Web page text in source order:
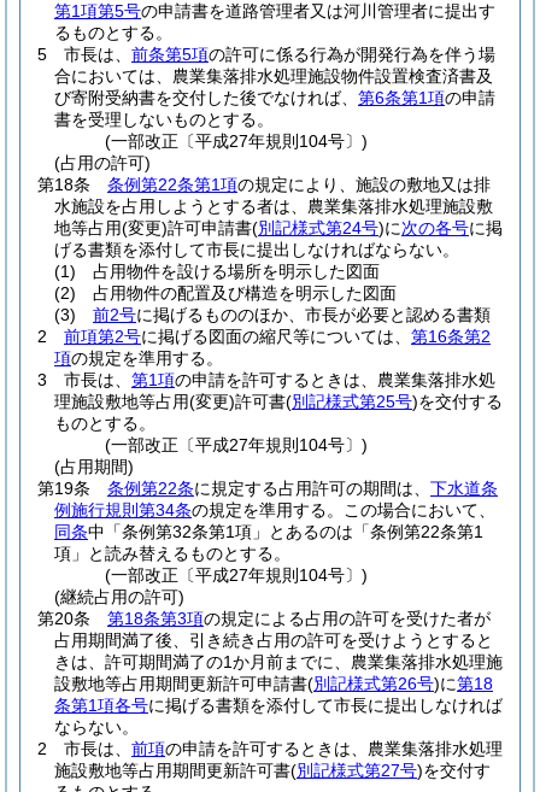
第1項第5号の申請書を道路管理者又は河川管理者に提出す
るものとする。
5
市長は、 前条第5項の許可に係る行為が開発行為を伴う場
合においては、農業集落排水処理施設物件設置検査済書及
び寄附受納書を交付した後でなければ、 第6条第1項の申請
書を受理しないものとする。
(一部改正〔平成27年規則104号〕)
(占用の許可)
第18条
条例第22条第1項の規定により、施設の敷地又は排
水施設を占用しようとする者は、農業集落排水処理施設敷
地等占用(変更)許可申請書(別記様式第24号)に次の各号に掲
げる書類を添付して市長に提出しなければならない。
(1)
占用物件を設ける場所を明示した図面
(2)
占用物件の配置及び構造を明示した図面
(3)
前2号に掲げるもののほか、市長が必要と認める書類
2
前項第2号に掲げる図面の縮尺等については、 第16条第2
項の規定を準用する。
3
市長は、 第1項の申請を許可するときは、農業集落排水処
理施設敷地等占用(変更)許可書(別記様式第25号)を交付する
ものとする。
(一部改正〔平成27年規則104号〕)
(占用期間)
第19条
条例第22条に規定する占用許可の期間は、 下水道条
例施行規則第34条の規定を準用する。
この場合において、
同条中「条例第32条第1項」とあるのは「条例第22条第1
項」と読み替えるものとする。
(一部改正〔平成27年規則104号〕)
(継続占用の許可)
第20条
第18条第3項の規定による占用の許可を受けた者が
占用期間満了後、引き続き占用の許可を受けようとすると
きは、許可期間満了の1か月前までに、農業集落排水処理施
設敷地等占用期間更新許可申請書(別記様式第26号)に第18
条第1項各号に掲げる書類を添付して市長に提出しなければ
ならない。
2
市長は、 前項の申請を許可するときは、農業集落排水処理
施設敷地等占用期間更新許可書(別記様式第27号)を交付す